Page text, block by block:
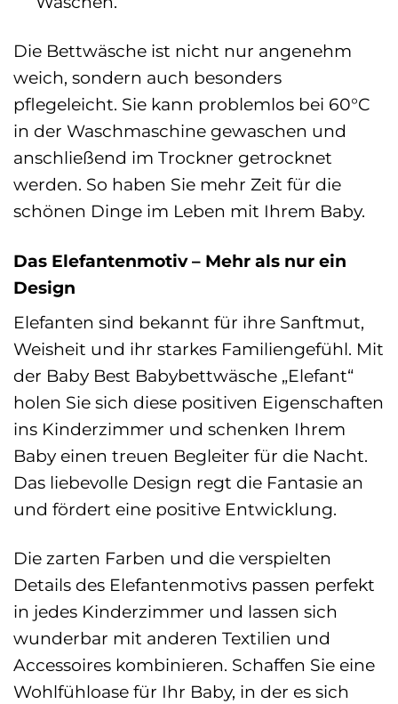
Die Bettwäsche ist nicht nur angenehm
weich, sondern auch besonders
pflegeleicht. Sie kann problemlos bei 60°C
in der Waschmaschine gewaschen und
anschließend im Trockner getrocknet
werden. So haben Sie mehr Zeit für die
schönen Dinge im Leben mit Ihrem Baby.
Das Elefantenmotiv – Mehr als nur ein
Design
Elefanten sind bekannt für ihre Sanftmut,
Weisheit und ihr starkes Familiengefühl. Mit
der Baby Best Babybettwäsche „Elefant“
holen Sie sich diese positiven Eigenschaften
ins Kinderzimmer und schenken Ihrem
Baby einen treuen Begleiter für die Nacht.
Das liebevolle Design regt die Fantasie an
und fördert eine positive Entwicklung.
Die zarten Farben und die verspielten
Details des Elefantenmotivs passen perfekt
in jedes Kinderzimmer und lassen sich
wunderbar mit anderen Textilien und
Accessoires kombinieren. Schaffen Sie eine
Wohlfühloase für Ihr Baby, in der es sich